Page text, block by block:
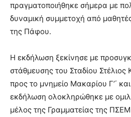
πραγματοποιήθηκε σήμερα με
δυναμική συμμετοχή από
της Πάφου.
Η εκδήλωση ξεκίνησε με
στάθμευσης του Σταδίου Στέλιος
προς το μνημείο Μακαρίου Γ’΄
εκδήλωση ολοκληρώθηκε με
μέλος της Γραμματείας της